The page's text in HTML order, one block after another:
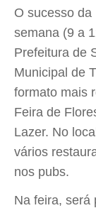
O sucesso
semana (9 a
Prefeitura de
Municipal de
formato mais
Feira de
Lazer. No
vários
nos pubs.
Na feira, será